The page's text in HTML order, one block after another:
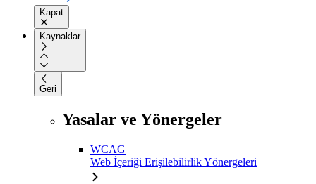
Kapat
Kaynaklar
Geri
Yasalar ve Yönergeler
WCAG
Web İçeriği Erişilebilirlik Yönergeleri